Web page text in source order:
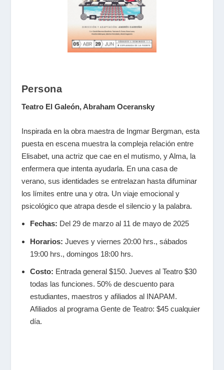
Persona
Teatro El Galeón, Abraham Oceransky
Inspirada en la obra maestra de Ingmar Bergman, esta
puesta en escena muestra la compleja relación entre
Elisabet, una actriz que cae en el mutismo, y Alma, la
enfermera que intenta ayudarla. En una casa de
verano, sus identidades se entrelazan hasta difuminar
los límites entre una y otra. Un viaje emocional y
psicológico que atrapa desde el silencio y la palabra.
Fechas: Del 29 de marzo al 11 de mayo de 2025
Horarios: Jueves y viernes 20:00 hrs., sábados
19:00 hrs., domingos 18:00 hrs.
Costo: Entrada general $150. Jueves al Teatro $30
todas las funciones. 50% de descuento para
estudiantes, maestros y afiliados al INAPAM.
Afiliados al programa Gente de Teatro: $45 cualquier
día.